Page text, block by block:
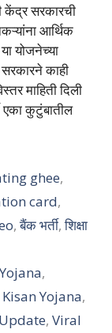
सरकारची
आर्थिक
योजनेच्या
काही
माहिती दिली
एका कुटुंबातील
ghee,
card,
,बैंक भर्ती,शिक्षा
,
Yojana,
, Viral